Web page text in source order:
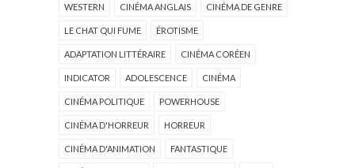
WESTERN CINÉMA ANGLAIS CINÉMA DE GENRE
LE CHAT QUI FUME ÉROTISME
ADAPTATION LITTÉRAIRE CINÉMA CORÉEN
INDICATOR ADOLESCENCE CINÉMA
CINÉMA POLITIQUE POWERHOUSE
CINÉMA D'HORREUR HORREUR
CINÉMA D'ANIMATION FANTASTIQUE